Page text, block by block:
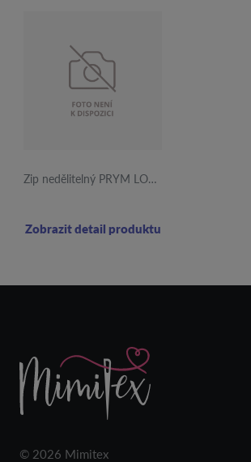
Zip nedělitelný PRYM LOVE 20cm tyrkysový
Zobrazit detail produktu
© 2026 Mimitex